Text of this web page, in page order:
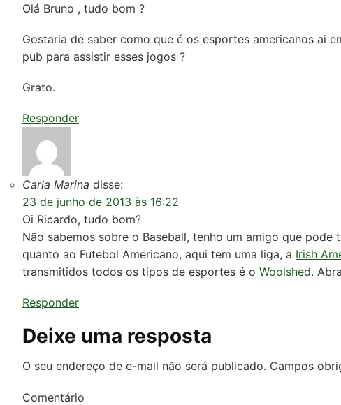
Olá Bruno , tudo bom ?
Gostaria de saber como que é os esportes americanos ai
pub para assistir esses jogos ?
Grato.
Responder
Carla Marina disse:
23 de junho de 2013 às 16:22
Oi Ricardo, tudo bom?
Não sabemos sobre o Baseball, tenho um amigo que
quanto ao Futebol Americano, aqui tem uma liga, a Irish
transmitidos todos os tipos de esportes é o Woolshed.
Responder
Deixe uma resposta
O seu endereço de e-mail não será publicado. Campos
Comentário